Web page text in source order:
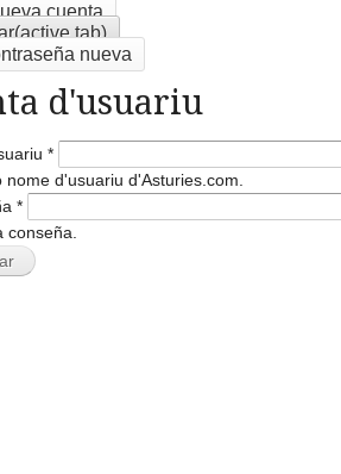
cuenta
(active tab)
nueva
d'usuariu
*
nome d'usuariu d'Asturies.com.
*
conseña.